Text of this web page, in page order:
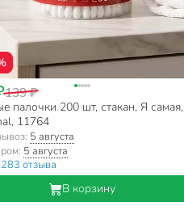
139 ₽
палочки 200 шт, стакан, Я самая,
11764
5 августа
5 августа
283 отзыва
В корзину